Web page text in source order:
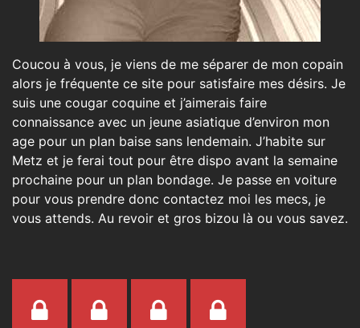
Coucou à vous, je viens de me séparer de mon copain
alors je fréquente ce site pour satisfaire mes désirs. Je
suis une cougar coquine et j’aimerais faire
connaissance avec un jeune asiatique d’environ mon
age pour un plan baise sans lendemain. J’habite sur
Metz et je ferai tout pour être dispo avant la semaine
prochaine pour un plan bondage. Je passe en voiture
pour vous prendre donc contactez moi les mecs, je
vous attends. Au revoir et gros bizou là ou vous savez.